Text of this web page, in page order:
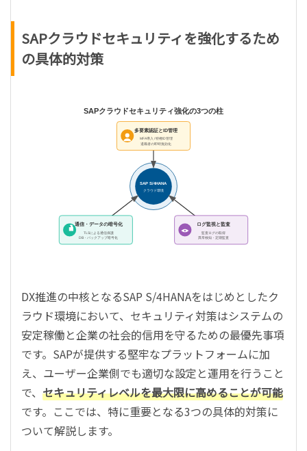
SAPクラウドセキュリティを強化するため
の具体的対策
SAPクラウドセキュリティ強化の3つの柱
SAP S/4HANA
クラウド環境
多要素認証とID管理
MFA導入 / 特権ID管理
退職者の即時無効化
通信・データの暗号化
TLSによる通信保護
DB・バックアップ暗号化
ログ監視と監査
監査ログの取得
異常検知・定期監査
DX推進の中核となるSAP S/4HANAをはじめとしたク
ラウド環境において、セキュリティ対策はシステムの
安定稼働と企業の社会的信用を守るための最優先事項
です。SAPが提供する堅牢なプラットフォームに加
え、ユーザー企業側でも適切な設定と運用を行うこと
で、 セキュリティレベルを最大限に高めることが可能
です。ここでは、特に重要となる3つの具体的対策に
ついて解説します。